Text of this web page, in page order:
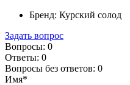
Бренд: Курский солод
Задать вопрос
Вопросы: 0
Ответы: 0
Вопросы без ответов: 0
Имя*